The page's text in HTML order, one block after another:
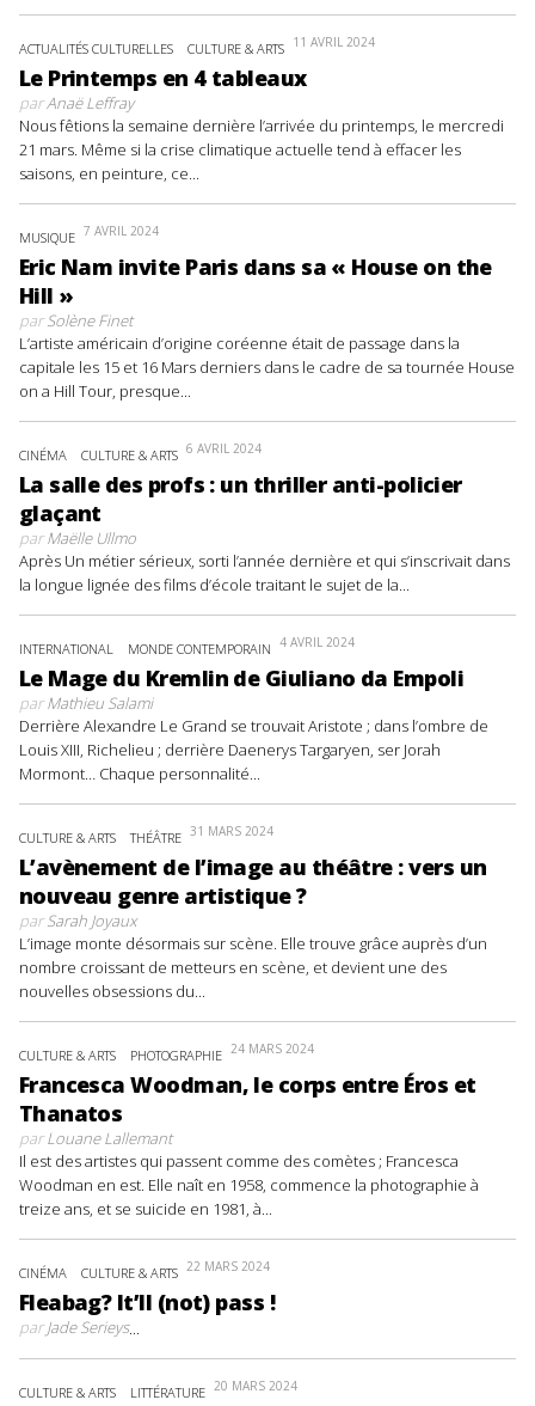
ACTUALITÉS CULTURELLES CULTURE & ARTS 11 AVRIL 2024
Le Printemps en 4 tableaux
parAnaë Leffray
Nous fêtions la semaine dernière l’arrivée du printemps, le mercredi
21 mars. Même si la crise climatique actuelle tend à effacer les
saisons, en peinture, ce...
MUSIQUE 7 AVRIL 2024
Eric Nam invite Paris dans sa « House on the
Hill »
parSolène Finet
L’artiste américain d’origine coréenne était de passage dans la
capitale les 15 et 16 Mars derniers dans le cadre de sa tournée House
on a Hill Tour, presque...
CINÉMA CULTURE & ARTS 6 AVRIL 2024
La salle des profs : un thriller anti-policier
glaçant
parMaëlle Ullmo
Après Un métier sérieux, sorti l’année dernière et qui s’inscrivait dans
la longue lignée des films d’école traitant le sujet de la...
INTERNATIONAL MONDE CONTEMPORAIN 4 AVRIL 2024
Le Mage du Kremlin de Giuliano da Empoli
parMathieu Salami
Derrière Alexandre Le Grand se trouvait Aristote ; dans l’ombre de
Louis XIII, Richelieu ; derrière Daenerys Targaryen, ser Jorah
Mormont… Chaque personnalité...
CULTURE & ARTS THÉÂTRE 31 MARS 2024
L’avènement de l’image au théâtre : vers un
nouveau genre artistique ?
parSarah Joyaux
L’image monte désormais sur scène. Elle trouve grâce auprès d’un
nombre croissant de metteurs en scène, et devient une des
nouvelles obsessions du...
CULTURE & ARTS PHOTOGRAPHIE 24 MARS 2024
Francesca Woodman, le corps entre Éros et
Thanatos
parLouane Lallemant
Il est des artistes qui passent comme des comètes ; Francesca
Woodman en est. Elle naît en 1958, commence la photographie à
treize ans, et se suicide en 1981, à...
CINÉMA CULTURE & ARTS 22 MARS 2024
Fleabag? It’ll (not) pass !
parJade Serieys...
CULTURE & ARTS LITTÉRATURE 20 MARS 2024